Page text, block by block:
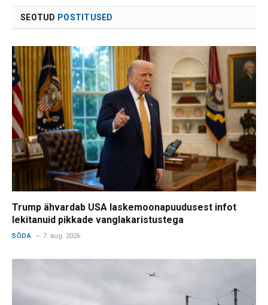
SEOTUD POSTITUSED
Trump ähvardab USA laskemoonapuudusest infot
lekitanuid pikkade vanglakaristustega
SÕDA 7. aug. 2026